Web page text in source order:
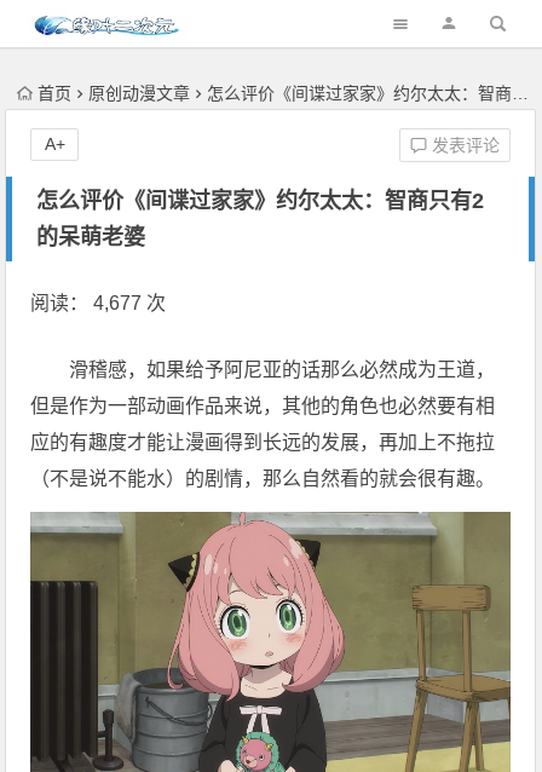
首页 原创动漫文章 怎么评价《间谍过家家》约尔太太：智商只有2的呆萌老婆
怎么评价《间谍过家家》约尔太太：智商只有2
的呆萌老婆
发表评论
A+
阅读： 4,677 次
滑稽感，如果给予阿尼亚的话那么必然成为王道，
但是作为一部动画作品来说，其他的角色也必然要有相
应的有趣度才能让漫画得到长远的发展，再加上不拖拉
（不是说不能水）的剧情，那么自然看的就会很有趣。